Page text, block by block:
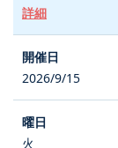
詳細
2026/9/15
火